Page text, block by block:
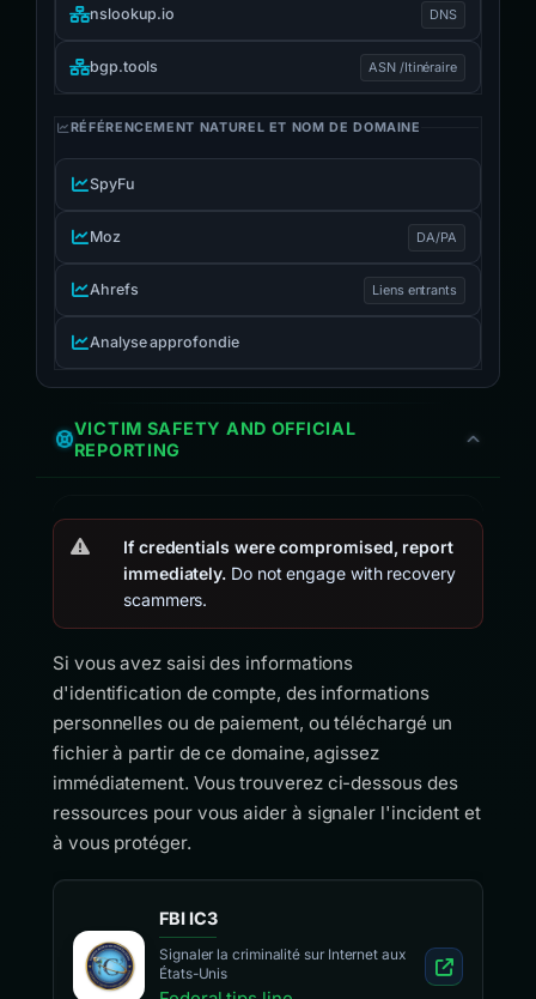
nslookup.io DNS
bgp.tools ASN /Itinéraire
RÉFÉRENCEMENT NATUREL ET NOM DE DOMAINE
SpyFu
Moz DA/PA
Ahrefs Liens entrants
Analyse approfondie
VICTIM SAFETY AND OFFICIAL
REPORTING
If credentials were compromised, report
immediately. Do not engage with recovery
scammers.
Si vous avez saisi des informations
d'identification de compte, des informations
personnelles ou de paiement, ou téléchargé un
fichier à partir de ce domaine, agissez
immédiatement. Vous trouverez ci-dessous des
ressources pour vous aider à signaler l'incident et
à vous protéger.
FBI IC3
Signaler la criminalité sur Internet aux
États-Unis